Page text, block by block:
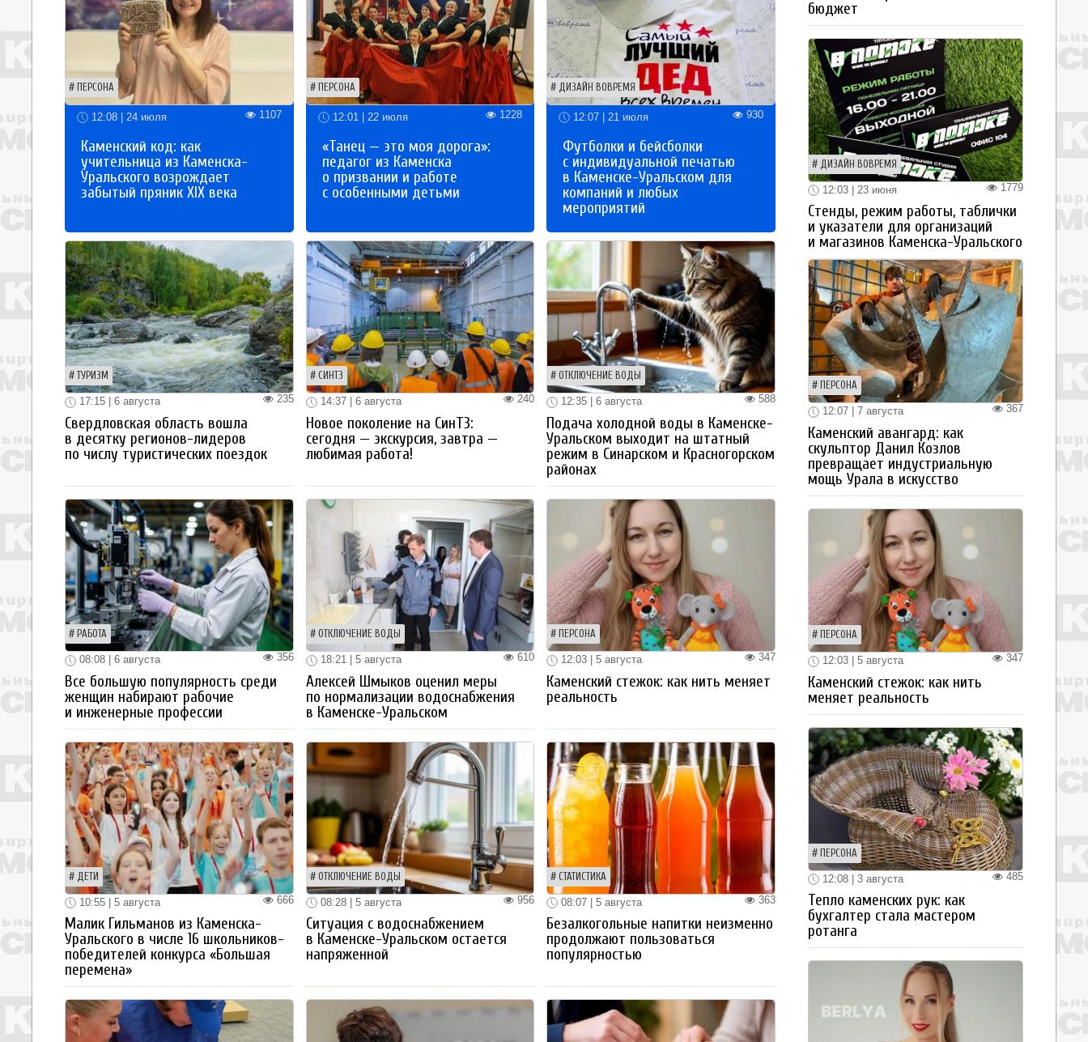
ПЕРСОНА
12:08 | 24 июля 1107
Каменский код: как
учительница из Каменска-
Уральского возрождает
забытый пряник XIX века
ПЕРСОНА
12:01 | 22 июля 1228
«Танец — это моя дорога»:
педагог из Каменска
о призвании и работе
с особенными детьми
ДИЗАЙН ВОВРЕМЯ
12:07 | 21 июля 930
Футболки и бейсболки
с индивидуальной печатью
в Каменске-Уральском для
компаний и любых
мероприятий
ТУРИЗМ
235
17:15 | 6 августа
Свердловская область вошла
в десятку регионов-лидеров
по числу туристических поездок
СИНТЗ
240
14:37 | 6 августа
Новое поколение на СинТЗ:
сегодня — экскурсия, завтра —
любимая работа!
ОТКЛЮЧЕНИЕ ВОДЫ
588
12:35 | 6 августа
Подача холодной воды в Каменске-
Уральском выходит на штатный
режим в Синарском и Красногорском
районах
РАБОТА
356
08:08 | 6 августа
Все большую популярность среди
женщин набирают рабочие
и инженерные профессии
ОТКЛЮЧЕНИЕ ВОДЫ
610
18:21 | 5 августа
Алексей Шмыков оценил меры
по нормализации водоснабжения
в Каменске-Уральском
ПЕРСОНА
347
12:03 | 5 августа
Каменский стежок: как нить меняет
реальность
ДЕТИ
666
10:55 | 5 августа
Малик Гильманов из Каменска-
Уральского в числе 16 школьников-
победителей конкурса «Большая
перемена»
ОТКЛЮЧЕНИЕ ВОДЫ
956
08:28 | 5 августа
Ситуация с водоснабжением
в Каменске-Уральском остается
напряженной
СТАТИСТИКА
363
08:07 | 5 августа
Безалкогольные напитки неизменно
продолжают пользоваться
популярностью
бюджет
ДИЗАЙН ВОВРЕМЯ
1779
12:03 | 23 июня
Стенды, режим работы, таблички
и указатели для организаций
и магазинов Каменска-Уральского
ПЕРСОНА
367
12:07 | 7 августа
Каменский авангард: как
скульптор Данил Козлов
превращает индустриальную
мощь Урала в искусство
ПЕРСОНА
347
12:03 | 5 августа
Каменский стежок: как нить
меняет реальность
ПЕРСОНА
485
12:08 | 3 августа
Тепло каменских рук: как
бухгалтер стала мастером
ротанга